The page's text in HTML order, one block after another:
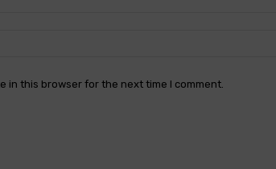
in this browser for the next time I comment.